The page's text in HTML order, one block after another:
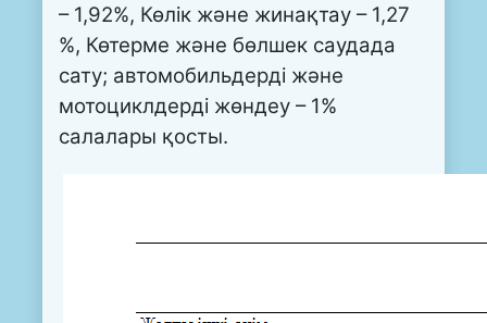
– 1,92%, Көлік және жинақтау – 1,27
%, Көтерме және бөлшек саудада
сату; автомобильдерді және
мотоциклдерді жөндеу – 1%
салалары қосты.